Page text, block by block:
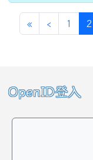
«第一頁
‹ 上一頁
1 2
左邊區域內容
OpenID登入